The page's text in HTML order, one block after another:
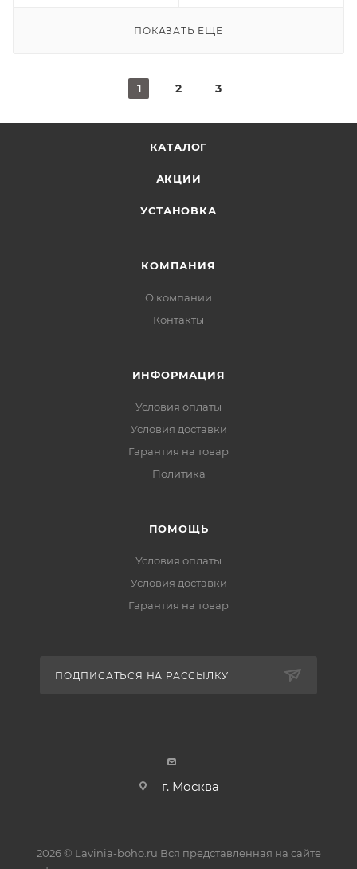
ПОКАЗАТЬ ЕЩЕ
1 2 3
КАТАЛОГ
АКЦИИ
УСТАНОВКА
КОМПАНИЯ
О компании
Контакты
ИНФОРМАЦИЯ
Условия оплаты
Условия доставки
Гарантия на товар
Политика
ПОМОЩЬ
Условия оплаты
Условия доставки
Гарантия на товар
ПОДПИСАТЬСЯ НА РАССЫЛКУ
г. Москва
2026 © Lavinia-boho.ru Вся представленная на сайте